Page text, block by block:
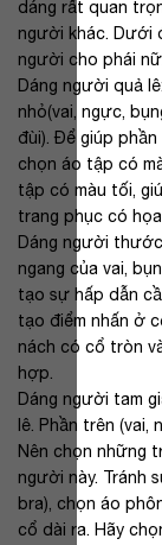
dáng rất quan
người khác. Dưới
người cho phái
Dáng người quả
nhỏ(vai, ngực,
đùi). Để giúp
chọn áo tập có
tập có màu tối,
trang phục có
Dáng người
ngang của vai,
tạo sự hấp dẫn
tạo điểm nhấn ở
nách có cổ tròn
hợp.
Dáng người tam
lê. Phần trên
Nên chọn những
người này. Tránh
bra), chọn áo
cổ dài ra. Hãy